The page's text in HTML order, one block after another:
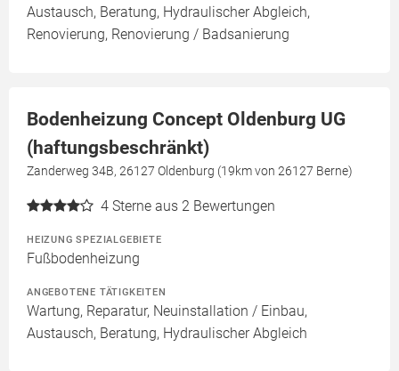
Austausch, Beratung, Hydraulischer Abgleich,
Renovierung, Renovierung / Badsanierung
Bodenheizung Concept Oldenburg UG
(haftungsbeschränkt)
Zanderweg 34B, 26127 Oldenburg (19km von 26127 Berne)
4 Sterne aus 2 Bewertungen
HEIZUNG SPEZIALGEBIETE
Fußbodenheizung
ANGEBOTENE TÄTIGKEITEN
Wartung, Reparatur, Neuinstallation / Einbau,
Austausch, Beratung, Hydraulischer Abgleich